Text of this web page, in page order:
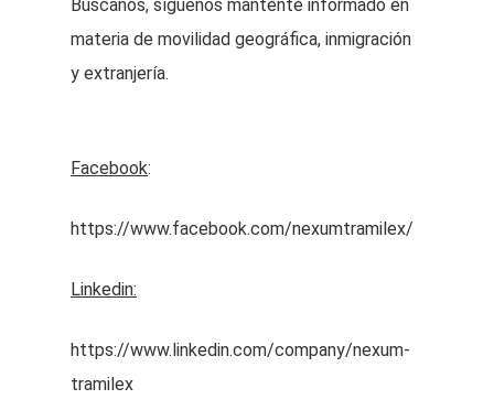
Búscanos, síguenos mantente informado en
materia de movilidad geográfica, inmigración
y extranjería.
Facebook:
https://www.facebook.com/nexumtramilex/
Linkedin:
https://www.linkedin.com/company/nexum-
tramilex